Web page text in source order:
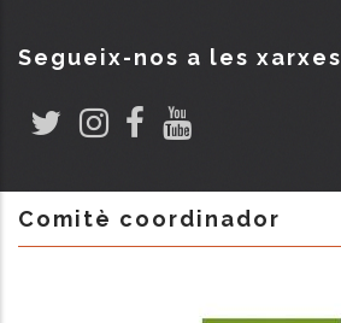
Segueix-nos a les xarxes
Comitè coordinador